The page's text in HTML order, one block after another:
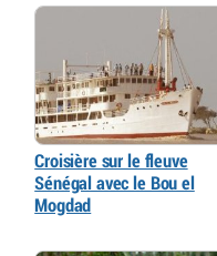
Croisière sur le fleuve
Sénégal avec le Bou el
Mogdad